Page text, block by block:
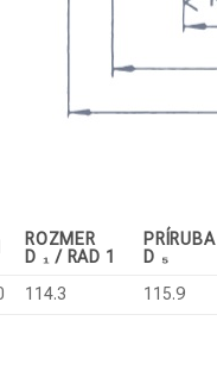
ROZMER
D ₁ / RAD 1
PRÍRUBA
D ₅
114.3 115.9